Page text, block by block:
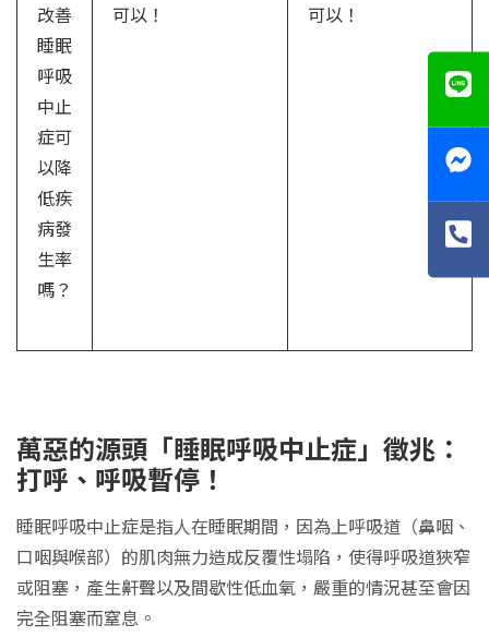
改善
睡眠
呼吸
中止
症可
以降
低疾
病發
生率
嗎？
可以！ 可以！
萬惡的源頭「睡眠呼吸中止症」徵兆：
打呼、呼吸暫停！
睡眠呼吸中止症是指人在睡眠期間，因為上呼吸道（鼻咽、
口咽與喉部）的肌肉無力造成反覆性塌陷，使得呼吸道狹窄
或阻塞，產生鼾聲以及間歇性低血氧，嚴重的情況甚至會因
完全阻塞而窒息。